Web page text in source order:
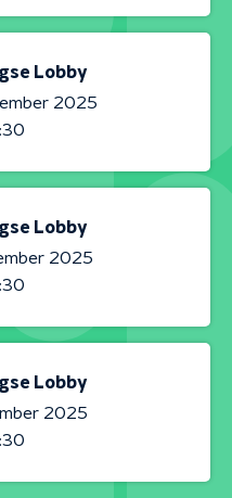
Lobby
2025
Lobby
2025
Lobby
2025